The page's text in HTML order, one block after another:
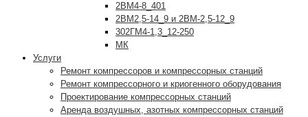
2ВМ4-8_401
2ВМ2,5-14_9 и 2ВМ-2,5-12_9
302ГМ4-1,3_12-250
МК
Услуги
Ремонт компрессоров и компрессорных станций
Ремонт компрессорного и криогенного оборудования
Проектирование компрессорных станций
Аренда воздушных, азотных компрессорных станций